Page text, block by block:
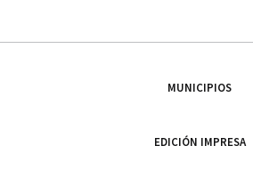
MUNICIPIOS
EDICIÓN IMPRESA